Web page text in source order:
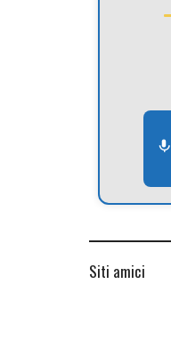
Siti amici